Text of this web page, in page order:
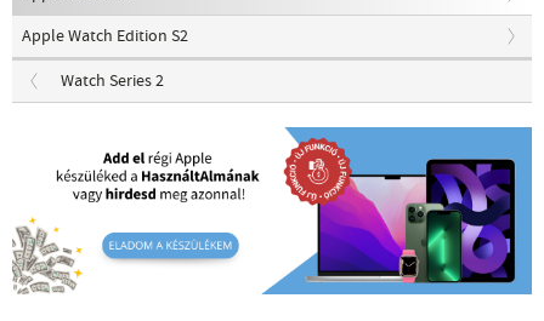
Apple Watch Edition S2
Watch Series 2